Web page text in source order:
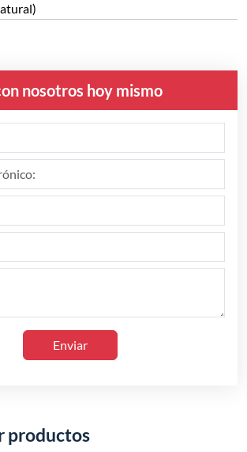
nosotros hoy mismo
Enviar
productos